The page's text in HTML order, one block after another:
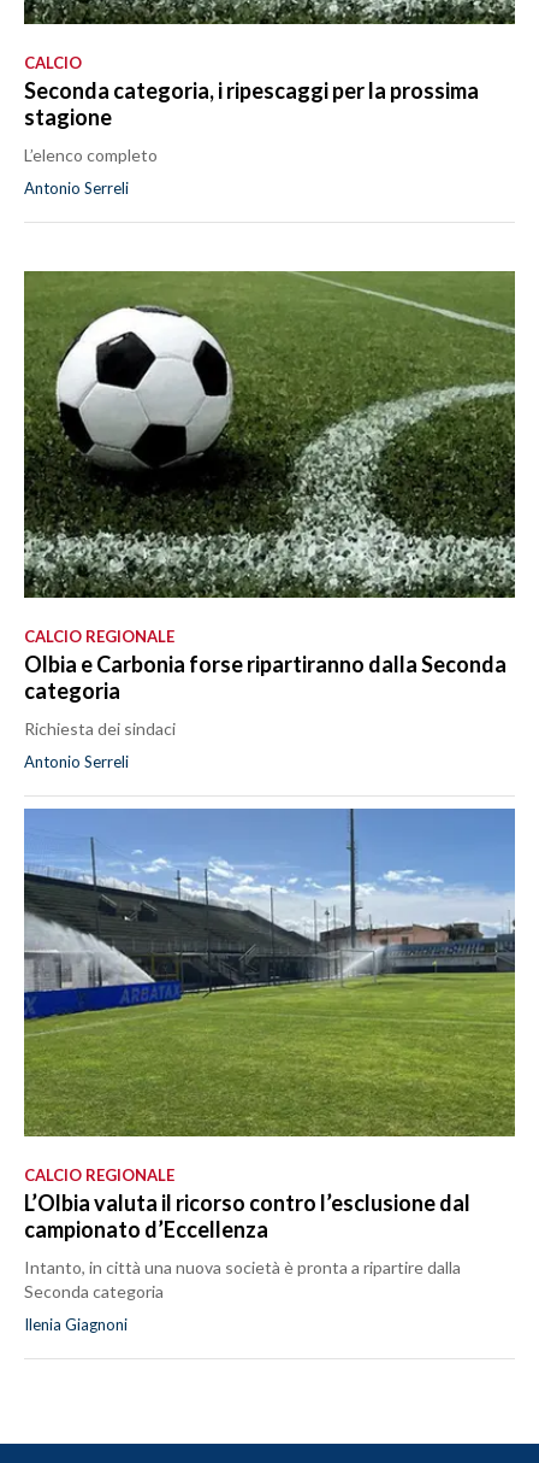
CALCIO
Seconda categoria, i ripescaggi per la prossima
stagione
L’elenco completo
Antonio Serreli
CALCIO REGIONALE
Olbia e Carbonia forse ripartiranno dalla Seconda
categoria
Richiesta dei sindaci
Antonio Serreli
CALCIO REGIONALE
L’Olbia valuta il ricorso contro l’esclusione dal
campionato d’Eccellenza
Intanto, in città una nuova società è pronta a ripartire dalla
Seconda categoria
Ilenia Giagnoni